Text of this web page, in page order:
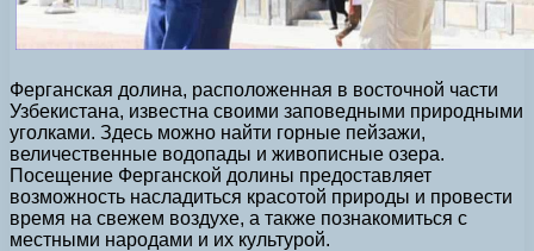
Ферганская долина, расположенная в восточной части
Узбекистана, известна своими заповедными природными
уголками. Здесь можно найти горные пейзажи,
величественные водопады и живописные озера.
Посещение Ферганской долины предоставляет
возможность насладиться красотой природы и провести
время на свежем воздухе, а также познакомиться с
местными народами и их культурой.